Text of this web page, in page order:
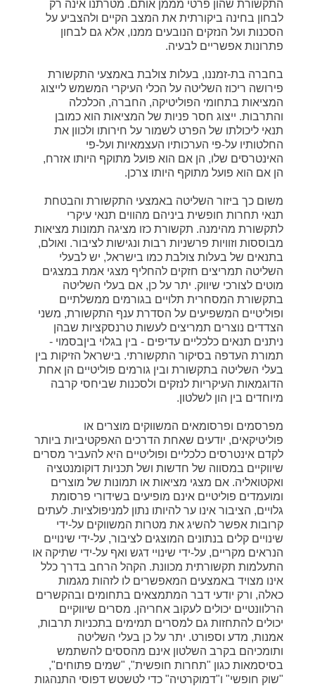
התקשורת שהון פרטי מממן אותם. מטרתנו אינה רק
לבחון בחינה ביקורתית את המצב הקיים ולהצביע על
הסכנות ועל הנזקים הנובעים ממנו, אלא גם לבחון
פתרונות אפשריים לבעיה.
בחברה בת-זמננו, בעלות צולבת באמצעי התקשורת
פירושה ריכוז השליטה על הכלי העיקרי המשמש לייצוג
המציאות בתחומי הפוליטיקה, החברה, הכלכלה
והתרבות. ייצוג חסר פניות של המציאות הוא כמובן
תנאי ליכולתו של הפרט לשמור על חירותו ולכוון את
החלטותיו על-פי הערכותיו העצמאיות ועל-פי
האינטרסים שלו, הן אם הוא פועל מתוקף היותו אזרח,
הן אם הוא פועל מתוקף היותו צרכן.
משום כך ביזור השליטה באמצעי התקשורת והבטחת
תנאי תחרות חופשית ביניהם מהווים תנאי עיקרי
לתקשורת מהימנה. תקשורת כזו מציגה תמונות מציאות
מבוססות וזוויות פרשניות רבות ונגישות לציבור. ואולם,
בתנאים של בעלות צולבת כמו בישראל, יש לבעלי
השליטה תמריצים חזקים להחליף מצגי אמת במצגים
מוטים לצורכי שיווק. יתר על כן, אם בעלי השליטה
בתקשורת המסחרית תלויים בגורמים ממשלתיים
ופוליטיים המשפיעים על הסדרת ענף התקשורת, משני
הצדדים נוצרים תמריצים לעשות טרנסקציות שבהן
ניתנים תנאים כלכליים עדיפים - בין בגלוי ביןבסמוי -
תמורת העדפה בסיקור התקשורתי. בישראל הזיקות בין
בעלי השליטה בתקשורת ובין גורמים פוליטיים הן אחת
הדוגמאות העיקריות לנזקים ולסכנות שביחסי קרבה
מיוחדים בין הון לשלטון.
מפרסמים ופרסומאים המשווקים מוצרים או
פוליטיקאים, יודעים שאחת הדרכים האפקטיביות ביותר
לקדם אינטרסים כלכליים ופוליטיים היא להעביר מסרים
שיווקיים במסווה של חדשות ושל תכניות דוקומנטציה
ואקטואליה. אם מצגי מציאות או תמונות של מוצרים
ומועמדים פוליטיים אינם מופיעים בשידורי פרסומת
גלויים, הציבור אינו ער להיותו נתון למניפולציות. לעתים
קרובות אפשר להשיג את מטרות המשווקים על-ידי
שינויים קלים בנתונים המוצגים לציבור, על-ידי שינויים
הנראים מקריים, על-ידי שינויי דגש ואף על-ידי שתיקה או
התעלמות תקשורתית מכוונת. הקהל הרחב בדרך כלל
אינו מצויד באמצעים המאפשרים לו לזהות מגמות
כאלה, ורק יודעי דבר המתמצאים בתחומים ובהקשרים
הרלוונטיים יכולים לעקוב אחריהן. מסרים שיווקיים
יכולים להתחזות גם למסרים תמימים בתכניות תרבות,
אמנות, מדע וספורט. יתר על כן בעלי השליטה
ותומכיהם בקרב השלטון אינם מהססים להשתמש
בסיסמאות כגון "תחרות חופשית", "שמים פתוחים",
"שוק חופשי" ו"דמוקרטיה" כדי לטשטש דפוסי התנהגות